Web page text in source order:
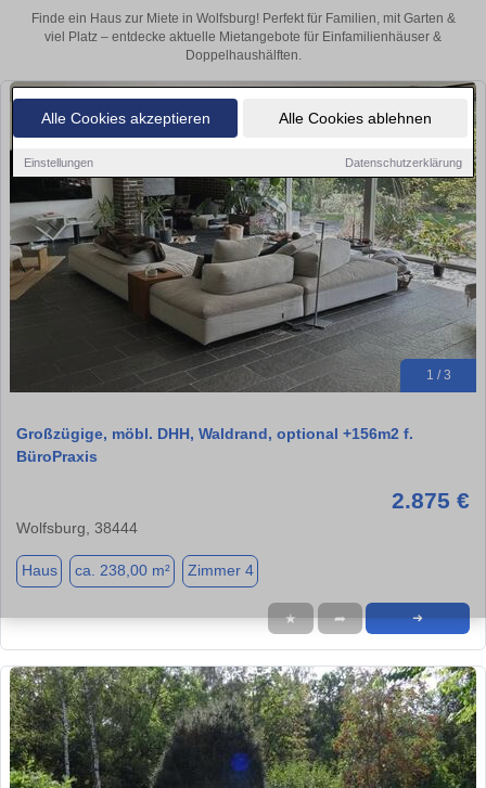
Alle Cookies akzeptieren Alle Cookies ablehnen
Einstellungen Datenschutzerklärung
Finde ein Haus zur Miete in Wolfsburg! Perfekt für Familien, mit Garten &
viel Platz – entdecke aktuelle Mietangebote für Einfamilienhäuser &
Doppelhaushälften.
1 / 3
Großzügige, möbl. DHH, Waldrand, optional +156m2 f.
BüroPraxis
2.875 €
Wolfsburg, 38444
Haus ca. 238,00 m² Zimmer 4
★ ➦ ➜